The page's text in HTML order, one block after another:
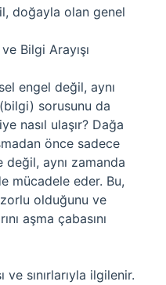
doğayla olan genel
Bilgi Arayışı
engel değil, aynı
sorusunu da
nasıl ulaşır? Dağa
önce sadece
aynı zamanda
mücadele eder. Bu,
olduğunu ve
aşma çabasını
sınırlarıyla ilgilenir.